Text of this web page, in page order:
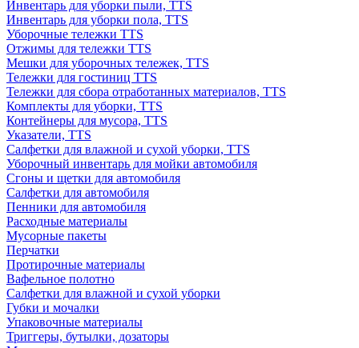
Инвентарь для уборки пыли, TTS
Инвентарь для уборки пола, TTS
Уборочные тележки TTS
Отжимы для тележки TTS
Мешки для уборочных тележек, TTS
Тележки для гостиниц TTS
Тележки для сбора отработанных материалов, TTS
Комплекты для уборки, TTS
Контейнеры для мусора, TTS
Указатели, TTS
Салфетки для влажной и сухой уборки, TTS
Уборочный инвентарь для мойки автомобиля
Сгоны и щетки для автомобиля
Салфетки для автомобиля
Пенники для автомобиля
Расходные материалы
Мусорные пакеты
Перчатки
Протирочные материалы
Вафельное полотно
Салфетки для влажной и сухой уборки
Губки и мочалки
Упаковочные материалы
Триггеры, бутылки, дозаторы